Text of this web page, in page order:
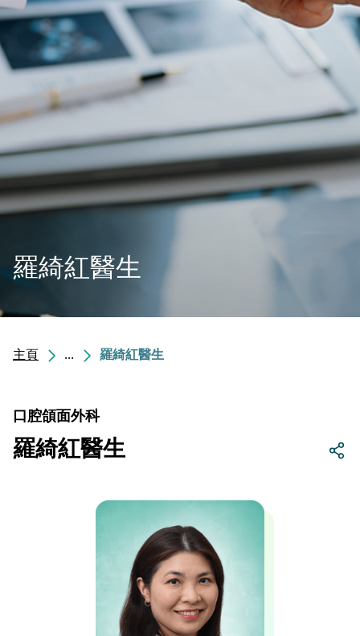
羅綺紅醫生
主頁 ... 羅綺紅醫生
口腔頜面外科
羅綺紅醫生